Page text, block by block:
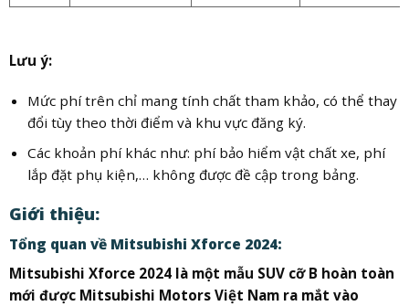
Lưu ý:
Mức phí trên chỉ mang tính chất tham khảo, có thể thay
đổi tùy theo thời điểm và khu vực đăng ký.
Các khoản phí khác như: phí bảo hiểm vật chất xe, phí
lắp đặt phụ kiện,… không được đề cập trong bảng.
Giới thiệu:
Tổng quan về Mitsubishi Xforce 2024:
Mitsubishi Xforce 2024 là một mẫu SUV cỡ B hoàn toàn
mới được Mitsubishi Motors Việt Nam ra mắt vào